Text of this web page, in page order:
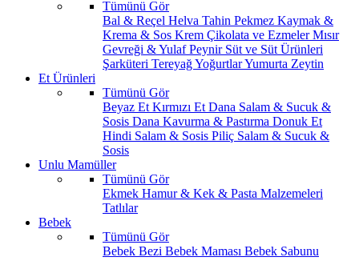
Tümünü Gör
Bal & Reçel Helva Tahin Pekmez Kaymak &
Krema & Sos Krem Çikolata ve EzmelerMısır
Gevreği & YulafPeynir Süt ve Süt Ürünleri
Şarküteri TereyağYoğurtlarYumurta Zeytin
Et Ürünleri
Tümünü Gör
Beyaz Et Kırmızı Et Dana Salam & Sucuk &
Sosis Dana Kavurma & Pastırma Donuk Et
Hindi Salam & Sosis Piliç Salam & Sucuk &
Sosis
Unlu Mamüller
Tümünü Gör
Ekmek Hamur & Kek & Pasta Malzemeleri
Tatlılar
Bebek
Tümünü Gör
Bebek Bezi Bebek Maması Bebek Sabunu